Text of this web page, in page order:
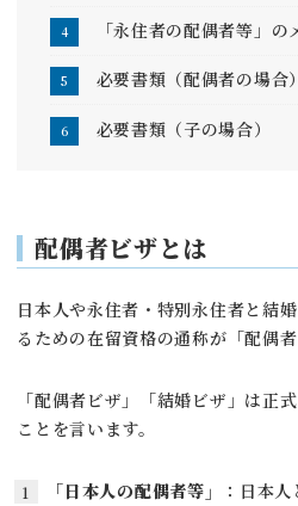
「永住者の配偶者等」の
必要書類（配偶者の場合）
必要書類（子の場合）
配偶者ビザとは
日本人や永住者・特別永住者と結
るための在留資格の通称が「配偶
「配偶者ビザ」「結婚ビザ」は正
ことを言います。
「日本人の配偶者等」
：日本